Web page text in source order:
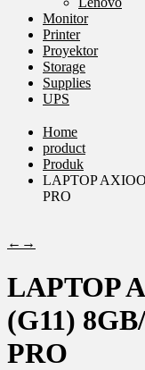
Monitor
Printer
Proyektor
Storage
Supplies
UPS
Home
product
Produk
LAPTOP
PRO
← →
LAPTOP
(G11)
PRO